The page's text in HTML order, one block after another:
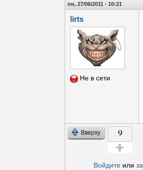
пн, 27/06/2011 - 10:21
lirts
Не в сети
Вверху 9
Войдитеили